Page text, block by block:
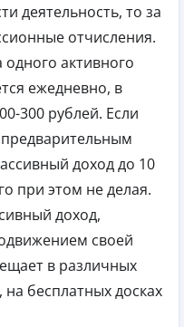
деятельность, то за
отчисления.
одного активного
ежедневно, в
300 рублей. Если
предварительным
доход до 10
при этом не делая.
доход,
своей
в различных
, на бесплатных досках